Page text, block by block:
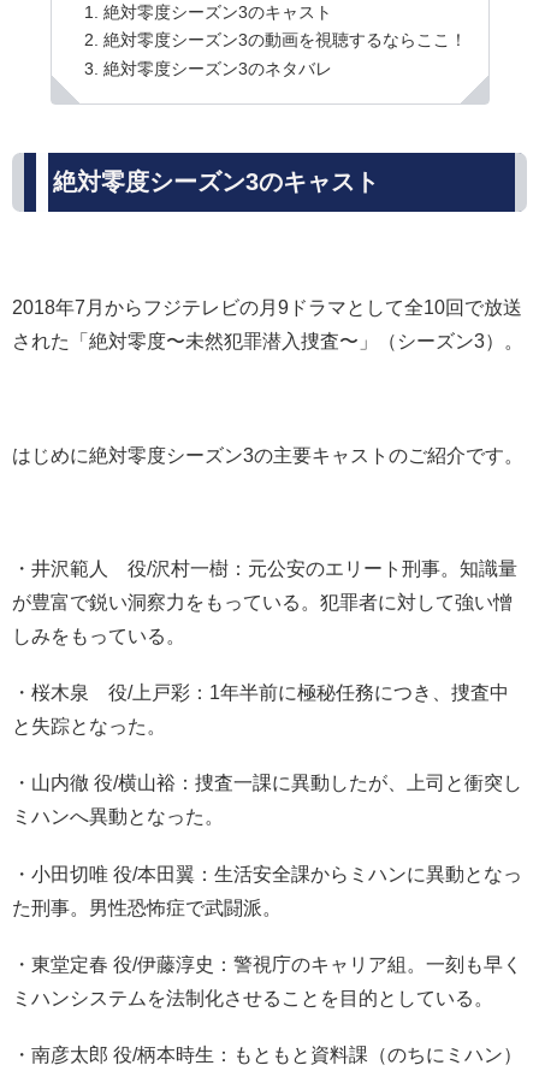
絶対零度シーズン3のキャスト
絶対零度シーズン3の動画を視聴するならここ！
絶対零度シーズン3のネタバレ
絶対零度シーズン3のキャスト
2018年7月からフジテレビの月9ドラマとして全10回で放送
された「絶対零度〜未然犯罪潜入捜査〜」（シーズン3）。
はじめに絶対零度シーズン3の主要キャストのご紹介です。
・井沢範人 役/沢村一樹：元公安のエリート刑事。知識量
が豊富で鋭い洞察力をもっている。犯罪者に対して強い憎
しみをもっている。
・桜木泉 役/上戸彩：1年半前に極秘任務につき、捜査中
と失踪となった。
・山内徹 役/横山裕：捜査一課に異動したが、上司と衝突し
ミハンへ異動となった。
・小田切唯 役/本田翼：生活安全課からミハンに異動となっ
た刑事。男性恐怖症で武闘派。
・東堂定春 役/伊藤淳史：警視庁のキャリア組。一刻も早く
ミハンシステムを法制化させることを目的としている。
・南彦太郎 役/柄本時生：もともと資料課（のちにミハン）